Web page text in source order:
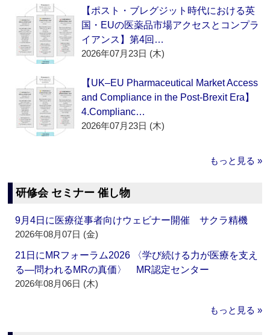
【ポスト・ブレグジット時代における英
国・EUの医薬品市場アクセスとコンプラ
イアンス】第4回…
2026年07月23日 (木)
【UK–EU Pharmaceutical Market Access
and Compliance in the Post-Brexit Era】
4.Complianc…
2026年07月23日 (木)
もっと見る »
研修会 セミナー 催し物
9月4日に医療従事者向けウェビナー開催 サクラ精機
2026年08月07日 (金)
21日にMRフォーラム2026 〈学び続ける力が医療を支え
る―問われるMRの真価〉 MR認定センター
2026年08月06日 (木)
もっと見る »